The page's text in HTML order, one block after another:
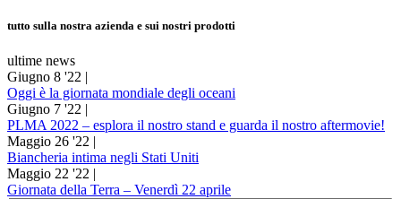
tutto sulla nostra azienda e sui nostri prodotti
ultime news
Giugno 8 '22 |
Oggi è la giornata mondiale degli oceani
Giugno 7 '22 |
PLMA 2022 – esplora il nostro stand e guarda il nostro aftermovie!
Maggio 26 '22 |
Biancheria intima negli Stati Uniti
Maggio 22 '22 |
Giornata della Terra – Venerdì 22 aprile